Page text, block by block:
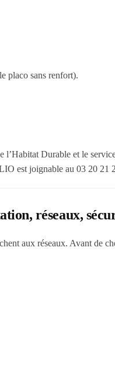
placo sans renfort).
l’Habitat Durable et le
est joignable au 03 20 21
réseaux,
aux réseaux. Avant de